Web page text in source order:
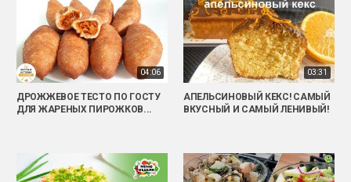
04:06
ДРОЖЖЕВОЕ ТЕСТО ПО ГОСТУ
ДЛЯ ЖАРЕНЫХ ПИРОЖКОВ...
03:31
АПЕЛЬСИНОВЫЙ КЕКС! САМЫЙ
ВКУСНЫЙ И САМЫЙ ЛЕНИВЫЙ!